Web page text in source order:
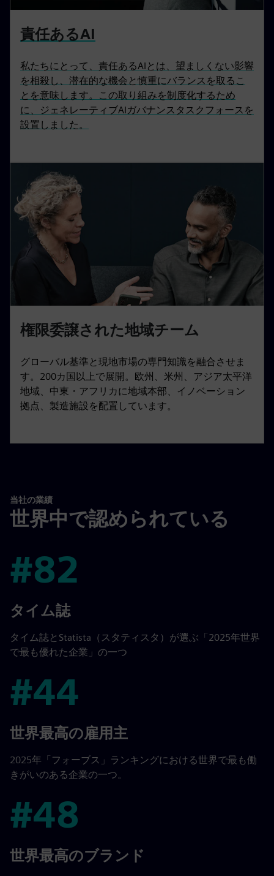
責任あるAI
私たちにとって、責任あるAIとは、望ましくない影響
を相殺し、潜在的な機会と慎重にバランスを取るこ
とを意味します。この取り組みを制度化するため
に、ジェネレーティブAIガバナンスタスクフォースを
設置しました。
権限委譲された地域チーム
グローバル基準と現地市場の専門知識を融合させま
す。200カ国以上で展開。欧州、米州、アジア太平洋
地域、中東・アフリカに地域本部、イノベーション
拠点、製造施設を配置しています。
当社の業績
世界中で認められている
#82
#82
タイム誌
タイム誌とStatista（スタティスタ）が選ぶ「2025年世界
で最も優れた企業」の一つ
#44
#44
世界最高の雇用主
2025年「フォーブス」ランキングにおける世界で最も働
きがいのある企業の一つ。
#48
#48
世界最高のブランド